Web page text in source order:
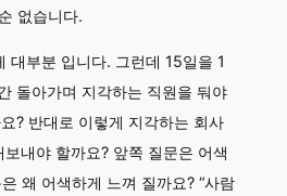
없습니다.
대부분 입니다. 그런데 15일을 1
돌아가며 지각하는 직원을 둬야
? 반대로 이렇게 지각하는 회사
내야 할까요? 앞쪽 질문은 어색
왜 어색하게 느껴 질까요? “사람